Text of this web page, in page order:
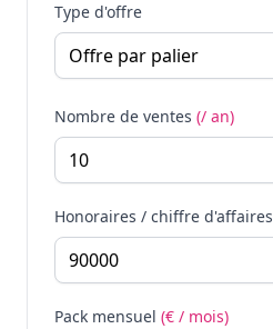
Type d'offre
Nombre de ventes (/ an)
Honoraires / chiffre d'affaires
Pack mensuel (€ / mois)